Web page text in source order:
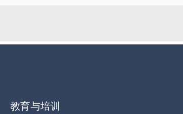
教育与培训